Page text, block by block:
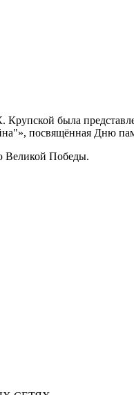
была
посвящённая Дню
Великой Победы.